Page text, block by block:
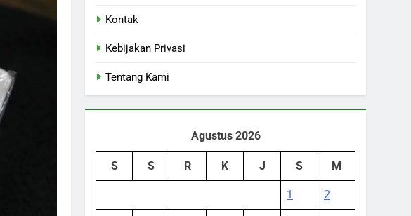
Kontak
Kebijakan Privasi
Tentang Kami
Agustus 2026
S S R K J S M
1 2